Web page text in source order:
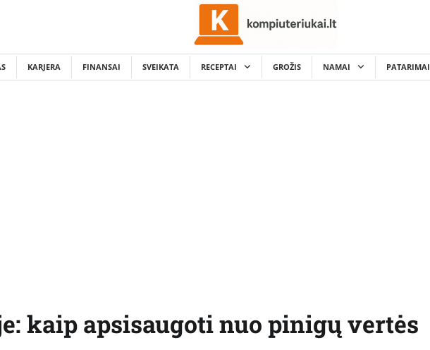
KARJERA FINANSAI SVEIKATA RECEPTAI GROŽIS NAMAI PATARIMAI
kaip apsisaugoti nuo pinigų vertės